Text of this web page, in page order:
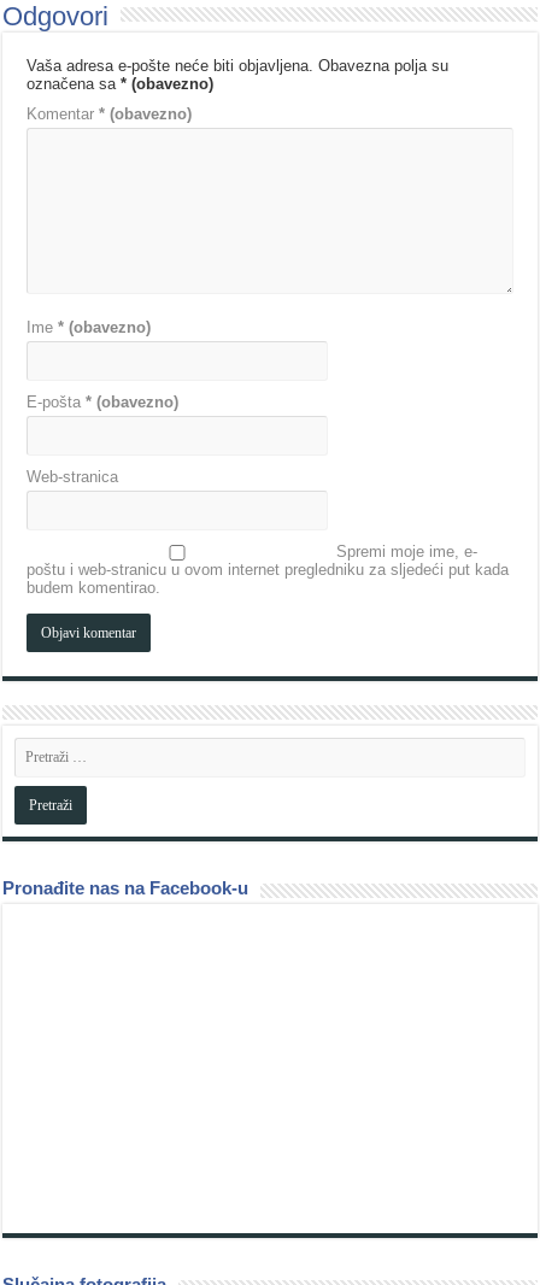
Odgovori
Vaša adresa e-pošte neće biti objavljena. Obavezna polja su
označena sa* (obavezno)
Komentar* (obavezno)
Ime* (obavezno)
E-pošta* (obavezno)
Web-stranica
Spremi moje ime, e-
poštu i web-stranicu u ovom internet pregledniku za sljedeći put kada
budem komentirao.
Pronađite nas na Facebook-u